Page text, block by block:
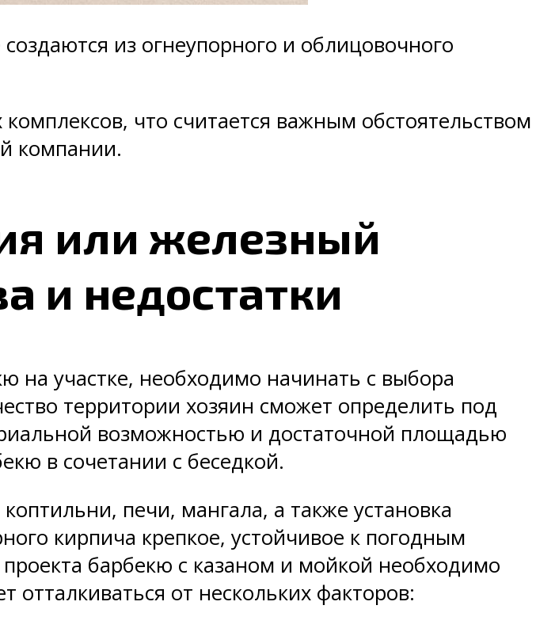
из огнеупорного и облицовочного
что считается важным обстоятельством
компани​и.
или железный
и недостатки
на участке, необходимо начинать с выбора
территории хозяин сможет определить под
возможностью и достаточной площадью
в сочетании с беседкой.
печи, мангала, а также установка
кирпича крепкое, устойчивое к погодным
барбекю с казаном и мойкой необходимо
отталкиваться от нескольких факторов: